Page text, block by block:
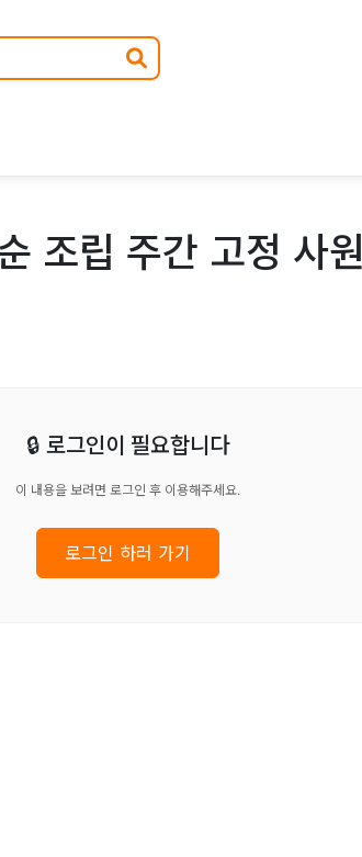
조립 주간 고정 사
🔒 로그인이 필요합니다
이 내용을 보려면 로그인 후 이용해주세요.
로그인 하러 가기